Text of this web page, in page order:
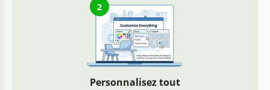
2
Personnalisez tout